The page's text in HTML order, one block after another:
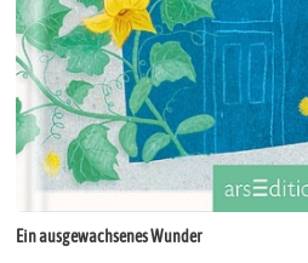
Ein ausgewachsenes Wunder